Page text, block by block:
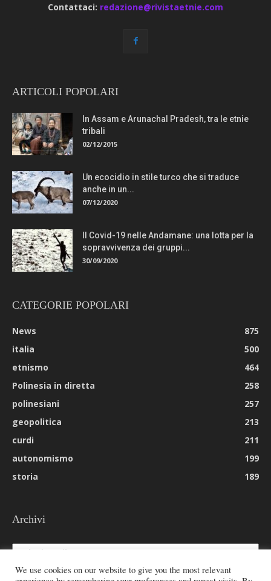
Contattaci: redazione@rivistaetnie.com
ARTICOLI POPOLARI
In Assam e Arunachal Pradesh, tra le etnie
tribali
02/12/2015
Un ecocidio in stile turco che si traduce
anche in un...
07/12/2020
Il Covid-19 nelle Andamane: una lotta per la
sopravvivenza dei gruppi...
30/09/2020
CATEGORIE POPOLARI
News
875
italia
500
etnismo
464
Polinesia in diretta
258
polinesiani
257
geopolitica
213
curdi
211
autonomismo
199
storia
189
Archivi
Archivi
We use cookies on our website to give you the most relevant